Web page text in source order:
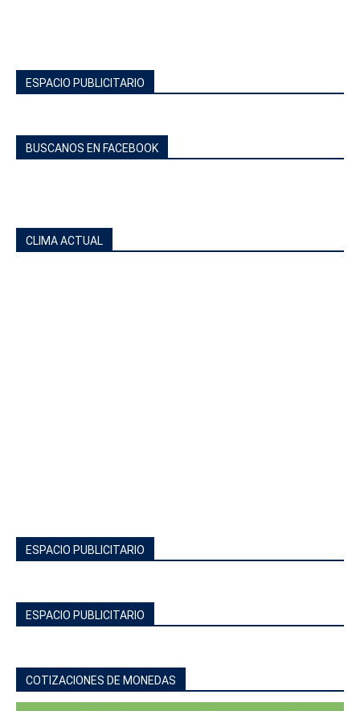
ESPACIO PUBLICITARIO
BUSCANOS EN FACEBOOK
CLIMA ACTUAL
ESPACIO PUBLICITARIO
ESPACIO PUBLICITARIO
COTIZACIONES DE MONEDAS